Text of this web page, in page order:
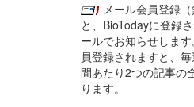
メール会員登録
と、BioTodayに登録
ールでお知らせしま
員登録されますと、
間あたり2つの記事の
ります。